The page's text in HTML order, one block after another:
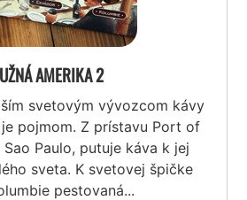
AMERIKA 2
svetovým vývozcom kávy
pojmom. Z prístavu Port of
Paulo, putuje káva k jej
sveta. K svetovej špičke
pestovaná...